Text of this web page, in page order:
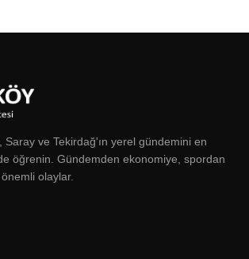
Saray ve Tekirdağ'ın yerel gündemini en
öğrenin. Gündemden ekonomiye, spordan
olaylar.